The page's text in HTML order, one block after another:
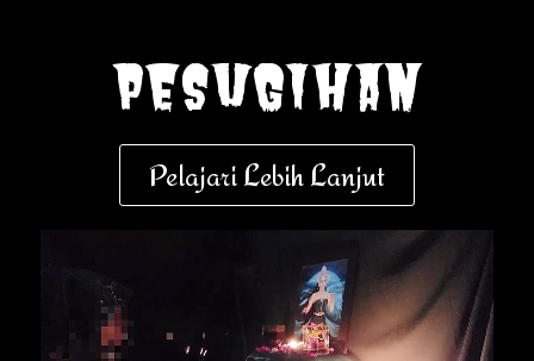
pesugihan
Pelajari Lebih Lanjut